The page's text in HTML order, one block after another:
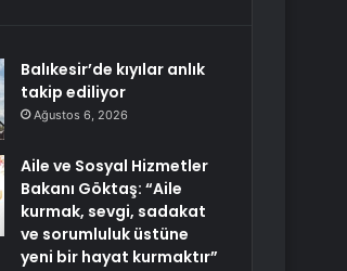
Balıkesir’de kıyılar anlık
takip ediliyor
Ağustos 6, 2026
Aile ve Sosyal Hizmetler
Bakanı Göktaş: “Aile
kurmak, sevgi, sadakat
ve sorumluluk üstüne
yeni bir hayat kurmaktır”